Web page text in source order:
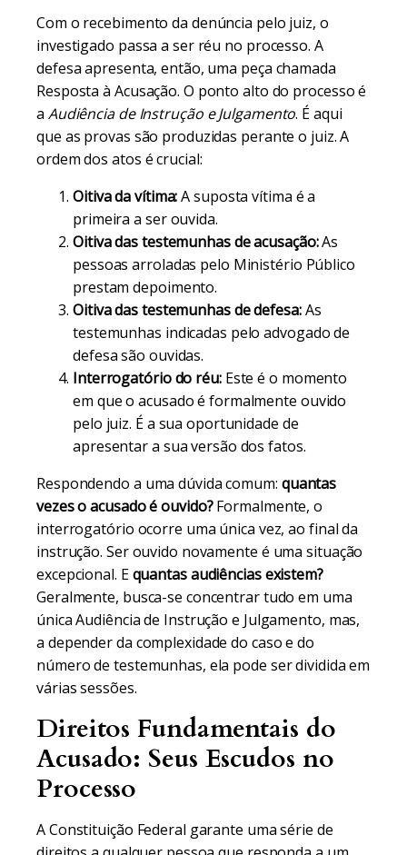
Com o recebimento da denúncia pelo juiz, o
investigado passa a ser réu no processo. A
defesa apresenta, então, uma peça chamada
Resposta à Acusação. O ponto alto do processo é
a Audiência de Instrução e Julgamento. É aqui
que as provas são produzidas perante o juiz. A
ordem dos atos é crucial:
Oitiva da vítima:A suposta vítima é a
primeira a ser ouvida.
Oitiva das testemunhas de acusação:As
pessoas arroladas pelo Ministério Público
prestam depoimento.
Oitiva das testemunhas de defesa:As
testemunhas indicadas pelo advogado de
defesa são ouvidas.
Interrogatório do réu:Este é o momento
em que o acusado é formalmente ouvido
pelo juiz. É a sua oportunidade de
apresentar a sua versão dos fatos.
Respondendo a uma dúvida comum: quantas
vezes o acusado é ouvido?Formalmente, o
interrogatório ocorre uma única vez, ao final da
instrução. Ser ouvido novamente é uma situação
excepcional. Equantas audiências existem?
Geralmente, busca-se concentrar tudo em uma
única Audiência de Instrução e Julgamento, mas,
a depender da complexidade do caso e do
número de testemunhas, ela pode ser dividida em
várias sessões.
Direitos Fundamentais do
Acusado: Seus Escudos no
Processo
A Constituição Federal garante uma série de